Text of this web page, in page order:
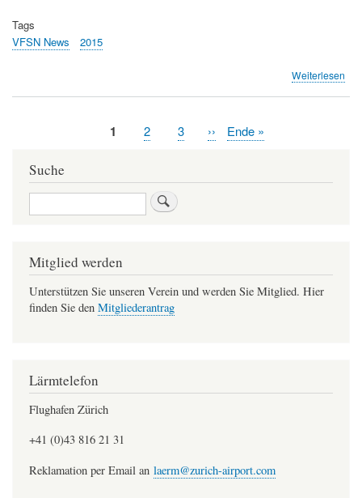
Tags
VFSN News
2015
Weiterlesen
Aktuelle
1 Page
2 Page
3
Nächste
››
Letzte
Ende »
Suche
Suche
Mitglied werden
Unterstützen Sie unseren Verein und werden Sie Mitglied. Hier
finden Sie den Mitgliederantrag
Lärmtelefon
Flughafen Zürich
+41 (0)43 816 21 31
Reklamation per Email an laerm@zurich-airport.com